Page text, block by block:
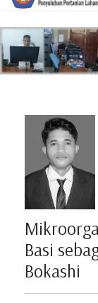
Basi
Bokashi